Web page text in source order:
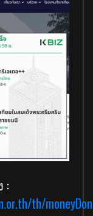
:
th/